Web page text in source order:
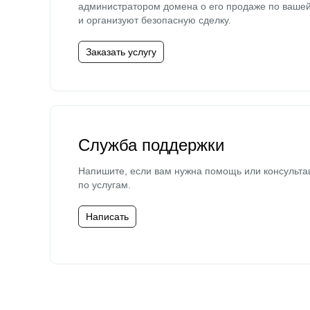
администратором домена о его продаже по
и организуют безопасную сделку.
Заказать услугу
Служба поддержки
Напишите, если вам нужна помощь или
по услугам.
Написать